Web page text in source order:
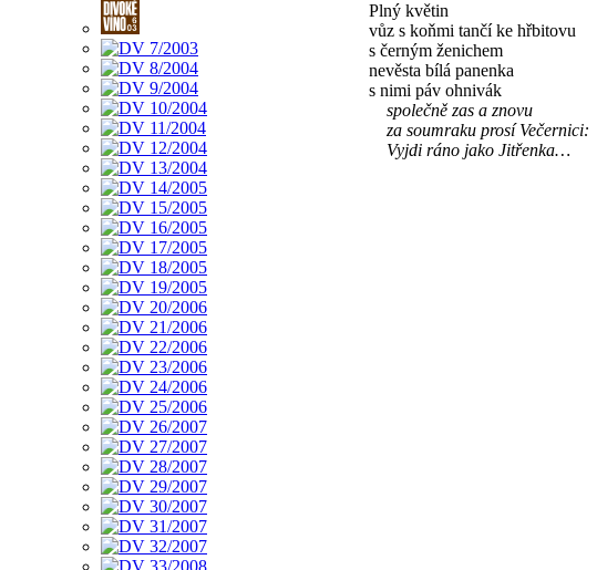
Plný květin
vůz s koňmi tančí ke hřbitovu
s černým ženichem
nevěsta bílá panenka
s nimi páv ohnivák
společně zas a znovu
za soumraku prosí Večernici:
Vyjdi ráno jako Jitřenka…